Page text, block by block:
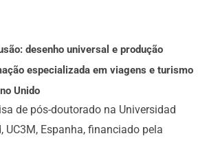
desenho universal e produção
especializada em viagens e turismo
Unido
de pós-doutorado na Universidad
UC3M, Espanha, financiado pela